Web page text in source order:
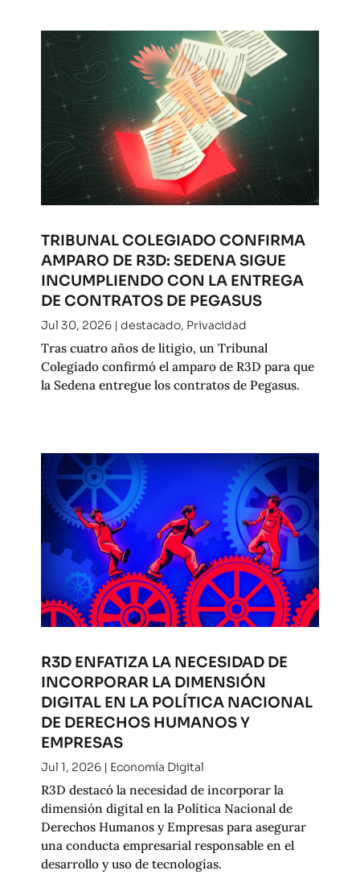
TRIBUNAL COLEGIADO CONFIRMA
AMPARO DE R3D: SEDENA SIGUE
INCUMPLIENDO CON LA ENTREGA
DE CONTRATOS DE PEGASUS
Jul 30, 2026| destacado, Privacidad
Tras cuatro años de litigio, un Tribunal
Colegiado confirmó el amparo de R3D para que
la Sedena entregue los contratos de Pegasus.
R3D ENFATIZA LA NECESIDAD DE
INCORPORAR LA DIMENSIÓN
DIGITAL EN LA POLÍTICA NACIONAL
DE DERECHOS HUMANOS Y
EMPRESAS
Jul 1, 2026| Economía Digital
R3D destacó la necesidad de incorporar la
dimensión digital en la Política Nacional de
Derechos Humanos y Empresas para asegurar
una conducta empresarial responsable en el
desarrollo y uso de tecnologías.